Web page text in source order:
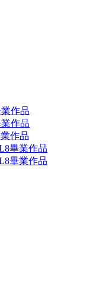
作品
作品
作品
畢業作品
畢業作品